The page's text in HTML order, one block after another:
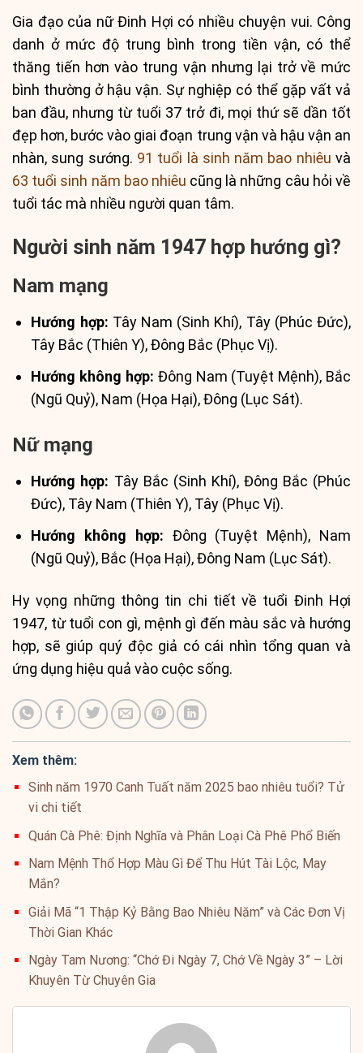
Gia đạo của nữ Đinh Hợi có nhiều chuyện vui. Công
danh ở mức độ trung bình trong tiền vận, có thể
thăng tiến hơn vào trung vận nhưng lại trở về mức
bình thường ở hậu vận. Sự nghiệp có thể gặp vất vả
ban đầu, nhưng từ tuổi 37 trở đi, mọi thứ sẽ dần tốt
đẹp hơn, bước vào giai đoạn trung vận và hậu vận an
nhàn, sung sướng. 91 tuổi là sinh năm bao nhiêu và
63 tuổi sinh năm bao nhiêu cũng là những câu hỏi về
tuổi tác mà nhiều người quan tâm.
Người sinh năm 1947 hợp hướng gì?
Nam mạng
Hướng hợp: Tây Nam (Sinh Khí), Tây (Phúc Đức),
Tây Bắc (Thiên Y), Đông Bắc (Phục Vị).
Hướng không hợp: Đông Nam (Tuyệt Mệnh), Bắc
(Ngũ Quỷ), Nam (Họa Hại), Đông (Lục Sát).
Nữ mạng
Hướng hợp: Tây Bắc (Sinh Khí), Đông Bắc (Phúc
Đức), Tây Nam (Thiên Y), Tây (Phục Vị).
Hướng không hợp: Đông (Tuyệt Mệnh), Nam
(Ngũ Quỷ), Bắc (Họa Hại), Đông Nam (Lục Sát).
Hy vọng những thông tin chi tiết về tuổi Đinh Hợi
1947, từ tuổi con gì, mệnh gì đến màu sắc và hướng
hợp, sẽ giúp quý độc giả có cái nhìn tổng quan và
ứng dụng hiệu quả vào cuộc sống.
Xem thêm:
Sinh năm 1970 Canh Tuất năm 2025 bao nhiêu tuổi? Tử
vi chi tiết
Quán Cà Phê: Định Nghĩa và Phân Loại Cà Phê Phổ Biến
Nam Mệnh Thổ Hợp Màu Gì Để Thu Hút Tài Lộc, May
Mắn?
Giải Mã “1 Thập Kỷ Bằng Bao Nhiêu Năm” và Các Đơn Vị
Thời Gian Khác
Ngày Tam Nương: “Chớ Đi Ngày 7, Chớ Về Ngày 3” – Lời
Khuyên Từ Chuyên Gia